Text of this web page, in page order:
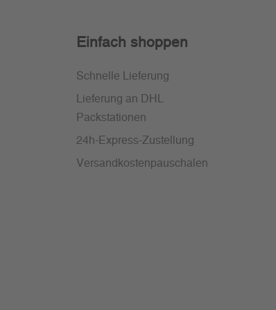
Einfach shoppen
Schnelle Lieferung
Lieferung an DHL
Packstationen
24h-Express-Zustellung
Versandkostenpauschalen